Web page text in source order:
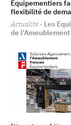
Équipementiers
flexibilité de
Actualité · Les
de